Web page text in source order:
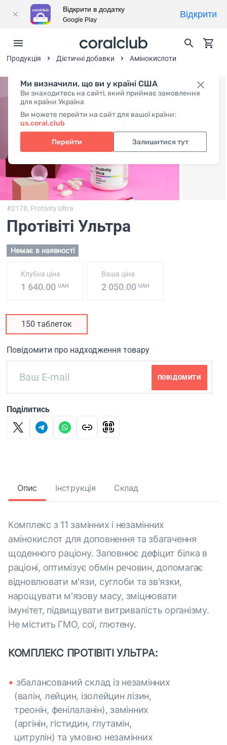
Ми визначили, що ви у країні США
Ви знаходитесь на сайті, який приймає замовлення
для країни Україна
Ви можете перейти на сайт для вашої країни:
us.coral.club
Перейти Залишитися тут
Продукція Дієтичні добавки Амінокислоти
#2178, Protivity Ultra
Протівіті Ультра
Немає в наявності
Клубна ціна
1 640.00 UAH
Ваша ціна
2 050.00UAH
150 таблеток
Повідомити про надходження товару
ПОВІДОМИТИ
Поділитись
Опис Інструкція Склад
Комплекс з 11 замінних і незамінних
амінокислот для доповнення та збагачення
щоденного раціону. Заповнює дефіцит білка в
раціоні, оптимізує обмін речовин, допомагає
відновлювати м'язи, суглоби та зв'язки,
нарощувати м'язову масу, зміцнювати
імунітет, підвищувати витривалість організму.
Не містить ГМО, сої, глютену.
КОМПЛЕКС ПРОТІВІТІ УЛЬТРА:
збалансований склад із незамінних
(валін, лейцин, ізолейцин лізин,
треонін, фенілаланін), замінних
(аргінін, гістидин, глутамін,
цитрулін) та умовно незамінних
Відкрити в додатку
Google Play
Відкрити